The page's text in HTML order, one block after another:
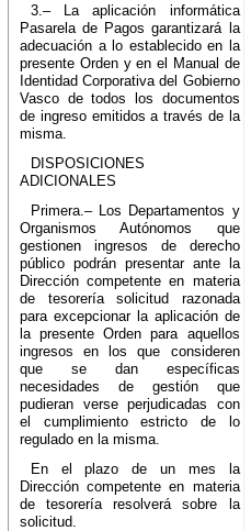
3.– La aplicación informática
Pasarela de Pagos garantizará la
adecuación a lo establecido en la
presente Orden y en el Manual de
Identidad Corporativa del Gobierno
Vasco de todos los documentos
de ingreso emitidos a través de la
misma.
DISPOSICIONES
ADICIONALES
Primera.– Los Departamentos y
Organismos Autónomos que
gestionen ingresos de derecho
público podrán presentar ante la
Dirección competente en materia
de tesorería solicitud razonada
para excepcionar la aplicación de
la presente Orden para aquellos
ingresos en los que consideren
que se dan específicas
necesidades de gestión que
pudieran verse perjudicadas con
el cumplimiento estricto de lo
regulado en la misma.
En el plazo de un mes la
Dirección competente en materia
de tesorería resolverá sobre la
solicitud.